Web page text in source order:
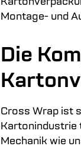
Montage- und
Die
Cross Wrap ist
Kartonindustrie
Mechanik wie